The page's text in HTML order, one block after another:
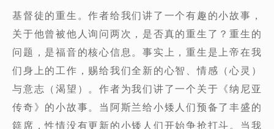
基督徒的重生。作者给我们讲了一个有趣的小故事，
关于他曾被他人询问两次，是否真的重生了？重生的
问题，是福音的核心信息。事实上，重生是上帝在我
们身上的工作，赐给我们全新的心智、情感（心灵）
与意志（渴望）。作者为我们讲了一个关于《纳尼亚
传奇》的小故事。当阿斯兰给小矮人们预备了丰盛的
筵席，性情没有更新的小矮人们开始争抢打斗。当我